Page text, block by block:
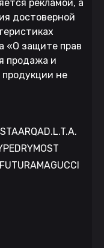
рекламой, а
достоверной
«О защите прав
продажа и
не
ARQAD.L.T.A.
DRYMOST
FUTURAMAGUCCI